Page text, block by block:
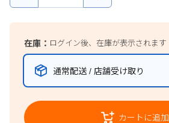
在庫： ログイン後、在庫が表示されます
通常配送 / 店舗受け取り
カートに追加